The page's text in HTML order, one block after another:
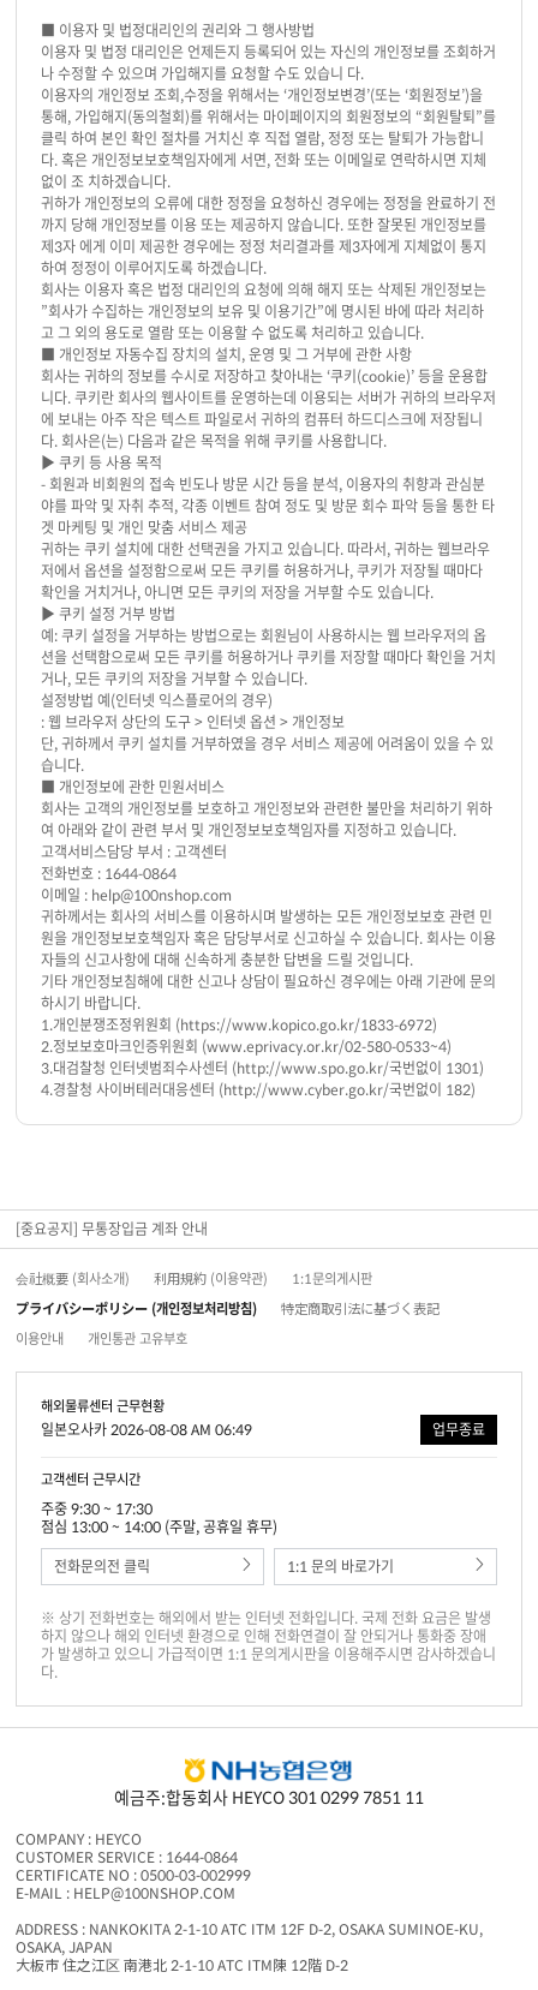
■ 이용자 및 법정대리인의 권리와 그 행사방법
이용자 및 법정 대리인은 언제든지 등록되어 있는 자신의 개인정보를 조회하거
나 수정할 수 있으며 가입해지를 요청할 수도 있습니 다.
이용자의 개인정보 조회,수정을 위해서는 ‘개인정보변경’(또는 ‘회원정보’)을
통해, 가입해지(동의철회)를 위해서는 마이페이지의 회원정보의 “회원탈퇴”를
클릭 하여 본인 확인 절차를 거치신 후 직접 열람, 정정 또는 탈퇴가 가능합니
다. 혹은 개인정보보호책임자에게 서면, 전화 또는 이메일로 연락하시면 지체
없이 조 치하겠습니다.
귀하가 개인정보의 오류에 대한 정정을 요청하신 경우에는 정정을 완료하기 전
까지 당해 개인정보를 이용 또는 제공하지 않습니다. 또한 잘못된 개인정보를
제3자 에게 이미 제공한 경우에는 정정 처리결과를 제3자에게 지체없이 통지
하여 정정이 이루어지도록 하겠습니다.
회사는 이용자 혹은 법정 대리인의 요청에 의해 해지 또는 삭제된 개인정보는
”회사가 수집하는 개인정보의 보유 및 이용기간”에 명시된 바에 따라 처리하
고 그 외의 용도로 열람 또는 이용할 수 없도록 처리하고 있습니다.
■ 개인정보 자동수집 장치의 설치, 운영 및 그 거부에 관한 사항
회사는 귀하의 정보를 수시로 저장하고 찾아내는 ‘쿠키(cookie)’ 등을 운용합
니다. 쿠키란 회사의 웹사이트를 운영하는데 이용되는 서버가 귀하의 브라우저
에 보내는 아주 작은 텍스트 파일로서 귀하의 컴퓨터 하드디스크에 저장됩니
다. 회사은(는) 다음과 같은 목적을 위해 쿠키를 사용합니다.
▶ 쿠키 등 사용 목적
- 회원과 비회원의 접속 빈도나 방문 시간 등을 분석, 이용자의 취향과 관심분
야를 파악 및 자취 추적, 각종 이벤트 참여 정도 및 방문 회수 파악 등을 통한 타
겟 마케팅 및 개인 맞춤 서비스 제공
귀하는 쿠키 설치에 대한 선택권을 가지고 있습니다. 따라서, 귀하는 웹브라우
저에서 옵션을 설정함으로써 모든 쿠키를 허용하거나, 쿠키가 저장될 때마다
확인을 거치거나, 아니면 모든 쿠키의 저장을 거부할 수도 있습니다.
▶ 쿠키 설정 거부 방법
예: 쿠키 설정을 거부하는 방법으로는 회원님이 사용하시는 웹 브라우저의 옵
션을 선택함으로써 모든 쿠키를 허용하거나 쿠키를 저장할 때마다 확인을 거치
거나, 모든 쿠키의 저장을 거부할 수 있습니다.
설정방법 예(인터넷 익스플로어의 경우)
: 웹 브라우저 상단의 도구 > 인터넷 옵션 > 개인정보
단, 귀하께서 쿠키 설치를 거부하였을 경우 서비스 제공에 어려움이 있을 수 있
습니다.
■ 개인정보에 관한 민원서비스
회사는 고객의 개인정보를 보호하고 개인정보와 관련한 불만을 처리하기 위하
여 아래와 같이 관련 부서 및 개인정보보호책임자를 지정하고 있습니다.
고객서비스담당 부서 : 고객센터
전화번호 : 1644-0864
이메일 : help@100nshop.com
귀하께서는 회사의 서비스를 이용하시며 발생하는 모든 개인정보보호 관련 민
원을 개인정보보호책임자 혹은 담당부서로 신고하실 수 있습니다. 회사는 이용
자들의 신고사항에 대해 신속하게 충분한 답변을 드릴 것입니다.
기타 개인정보침해에 대한 신고나 상담이 필요하신 경우에는 아래 기관에 문의
하시기 바랍니다.
1.개인분쟁조정위원회 (https://www.kopico.go.kr/1833-6972)
2.정보보호마크인증위원회 (www.eprivacy.or.kr/02-580-0533~4)
3.대검찰청 인터넷범죄수사센터 (http://www.spo.go.kr/국번없이 1301)
4.경찰청 사이버테러대응센터 (http://www.cyber.go.kr/국번없이 182)
[중요공지] 무통장입금 계좌 안내
会社概要 (회사소개) 利用規約 (이용약관)
1:1문의게시판
プライバシーポリシー (개인정보처리방침)
特定商取引法に基づく表記
이용안내
개인통관 고유부호
해외물류센터 근무현황
일본오사카 2026-08-08 AM 06:49 업무종료
고객센터 근무시간
주중 9:30 ~ 17:30
점심 13:00 ~ 14:00 (주말, 공휴일 휴무)
전화문의전 클릭
1:1 문의 바로가기
※ 상기 전화번호는 해외에서 받는 인터넷 전화입니다. 국제 전화 요금은 발생
하지 않으나 해외 인터넷 환경으로 인해 전화연결이 잘 안되거나 통화중 장애
가 발생하고 있으니 가급적이면 1:1 문의게시판을 이용해주시면 감사하겠습니
다.
예금주:합동회사 HEYCO 301 0299 7851 11
COMPANY : HEYCO
CUSTOMER SERVICE : 1644-0864
CERTIFICATE NO : 0500-03-002999
E-MAIL : HELP@100NSHOP.COM
ADDRESS : NANKOKITA 2-1-10 ATC ITM 12F D-2, OSAKA SUMINOE-KU,
OSAKA, JAPAN
大板市 住之江区 南港北 2-1-10 ATC ITM陳 12階 D-2